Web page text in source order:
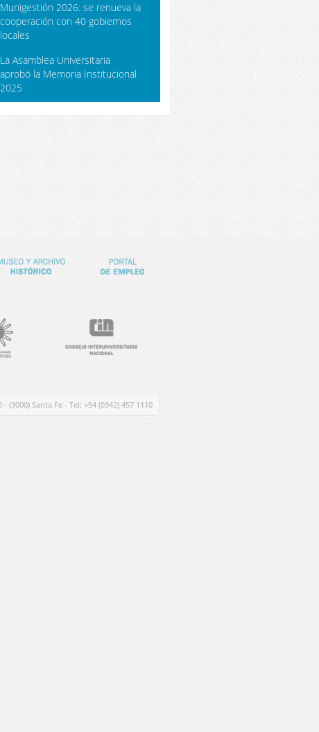
Munigestión 2026: se renueva la
cooperación con 40 gobiernos
locales
La Asamblea Universitaria
aprobó la Memoria Institucional
2025
(3000) Santa Fe - Tel: +54 (0342) 457 1110